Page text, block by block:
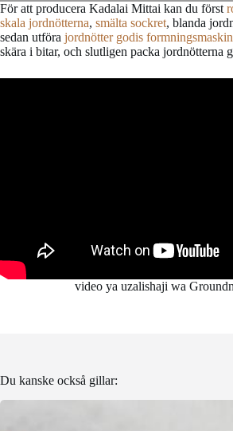
För att producera Kadalai Mittai kan du först
skala jordnötterna, smälta sockret, blanda
sedan utföra jordnötter godis formningsmaskin
skära i bitar, och slutligen packa jordnötterna
video ya uzalishaji wa
Du kanske också gillar: